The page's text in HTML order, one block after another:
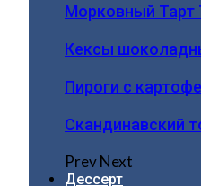
Морковный Тарт
Кексы
Пироги c
Скандинавский
PrevNext
Дессерт